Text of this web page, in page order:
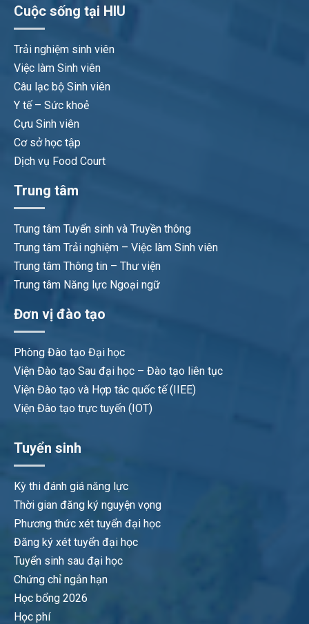
Cuộc sống tại HIU
Trải nghiệm sinh viên
Việc làm Sinh viên
Câu lạc bộ Sinh viên
Y tế – Sức khoẻ
Cựu Sinh viên
Cơ sở học tập
Dịch vụ Food Court
Trung tâm
Trung tâm Tuyển sinh và Truyền thông
Trung tâm Trải nghiệm – Việc làm Sinh viên
Trung tâm Thông tin – Thư viện
Trung tâm Năng lực Ngoại ngữ
Đơn vị đào tạo
Phòng Đào tạo Đại học
Viện Đào tạo Sau đại học – Đào tạo liên tục
Viện Đào tạo và Hợp tác quốc tế (IIEE)
Viện Đào tạo trực tuyến (IOT)
Tuyển sinh
Kỳ thi đánh giá năng lực
Thời gian đăng ký nguyện vọng
Phương thức xét tuyển đại học
Đăng ký xét tuyển đại học
Tuyển sinh sau đại học
Chứng chỉ ngắn hạn
Học bổng 2026
Học phí